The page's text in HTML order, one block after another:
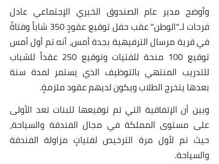
وصفات فيديو
الجمال والريجيم
الريجيم والرشاقة
العناية بالبشرة
أطباق عيد الأضحي
حلا الأعياد
وأوضح مدير عام الصندوق الخيري الإجتماعي عادل
فرحات لـ"الوطن" عقب حفل توقيع عقودٍ 350 شاباً وفتاةً
في قرية مرسال الترفيهية بجدة أمس، أنه تم أول أمس
توقيع 100 منحة للفتيات وتوقيع 250 عقداً للشباب
للتدريب المنتهي بالتوظيف الذي يستمر لمدة سنة
بعدها يتخرج الطلاب ويكون لديهم عقود ملزمةٍ.
وبين أن الإتفاقية التي تم توقيعها للبنات تعد الأولى
على مستوى المملكة في مجال الفندقة والسياحة،
حيث تم لأول مرة الترخيص لفتياتٍ مزاولة الفندقة
والسياحة.